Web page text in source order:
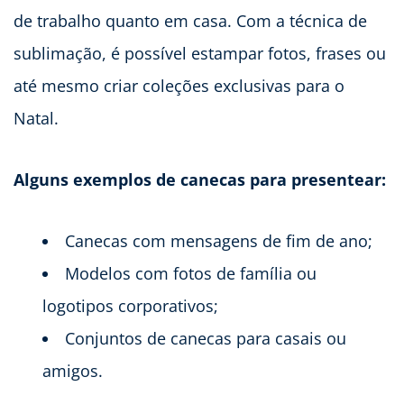
de trabalho quanto em casa. Com a técnica de
sublimação, é possível estampar fotos, frases ou
até mesmo criar coleções exclusivas para o
Natal.
Alguns exemplos de canecas para presentear:
Canecas com mensagens de fim de ano;
Modelos com fotos de família ou
logotipos corporativos;
Conjuntos de canecas para casais ou
amigos.